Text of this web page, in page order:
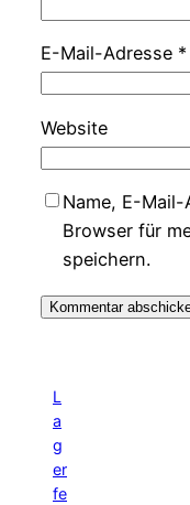
E-Mail-Adresse *
Website
Name, E-
Browser für
speichern.
L
a
g
er
fe